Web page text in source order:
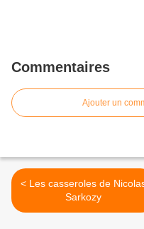
Commentaires
Ajouter un
< Les casseroles de Nicolas
Sarkozy